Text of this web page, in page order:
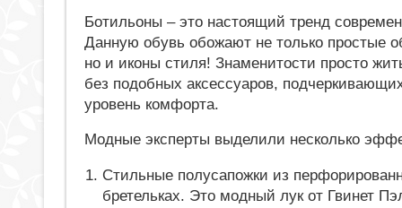
Ботильоны – это настоящий тренд
Данную обувь обожают не только простые
но и иконы стиля! Знаменитости просто
без подобных аксессуаров,
уровень комфорта.
Модные эксперты выделили несколько
Стильные полусапожки из
бретельках. Это модный лук от Гвинет